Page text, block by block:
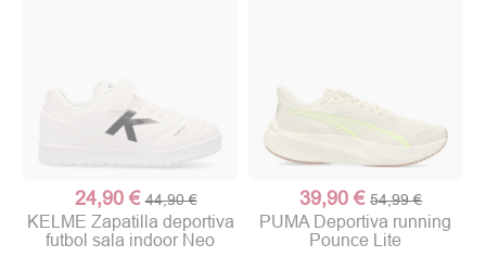
24,90 € 44,90 €
KELME Zapatilla deportiva
futbol sala indoor Neo
39,90 € 54,99 €
PUMA Deportiva running
Pounce Lite